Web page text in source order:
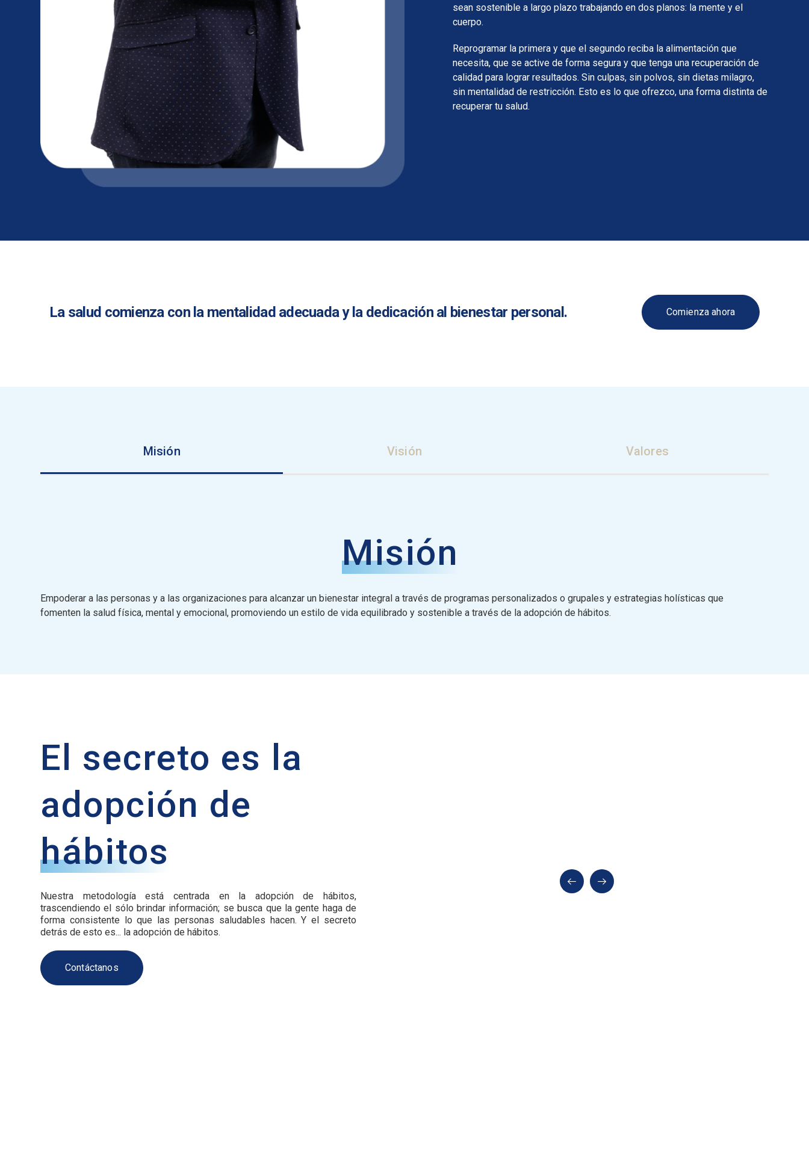
sean sostenible a largo plazo trabajando en dos planos: la mente y el
cuerpo.
Reprogramar la primera y que el segundo reciba la alimentación que
necesita, que se active de forma segura y que tenga una recuperación de
calidad para lograr resultados. Sin culpas, sin polvos, sin dietas milagro,
sin mentalidad de restricción. Esto es lo que ofrezco, una forma distinta de
recuperar tu salud.
La salud comienza con la mentalidad adecuada y la dedicación al bienestar personal. Comienza ahora
Misión Visión Valores
Misión
Empoderar a las personas y a las organizaciones para alcanzar un bienestar integral a través de programas personalizados o grupales y estrategias holísticas que
fomenten la salud física, mental y emocional, promoviendo un estilo de vida equilibrado y sostenible a través de la adopción de hábitos.
El secreto es la
adopción de
hábitos
Nuestra metodología está centrada en la adopción de hábitos,
trascendiendo el sólo brindar información; se busca que la gente haga de
forma consistente lo que las personas saludables hacen. Y el secreto
detrás de esto es... la adopción de hábitos.
Contáctanos